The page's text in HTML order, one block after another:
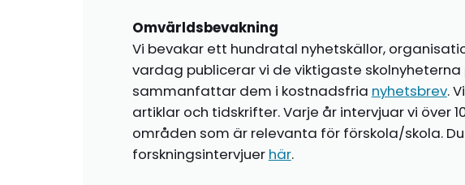
Omvärldsbevakning
Vi bevakar ett hundratal nyhetskällor,
vardag publicerar vi de viktigaste
sammanfattar dem i kostnadsfria nyhetsbrev.
artiklar och tidskrifter. Varje år intervjuar vi över
områden som är relevanta för förskola/skola.
forskningsintervjuer här.